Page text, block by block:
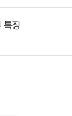
특징